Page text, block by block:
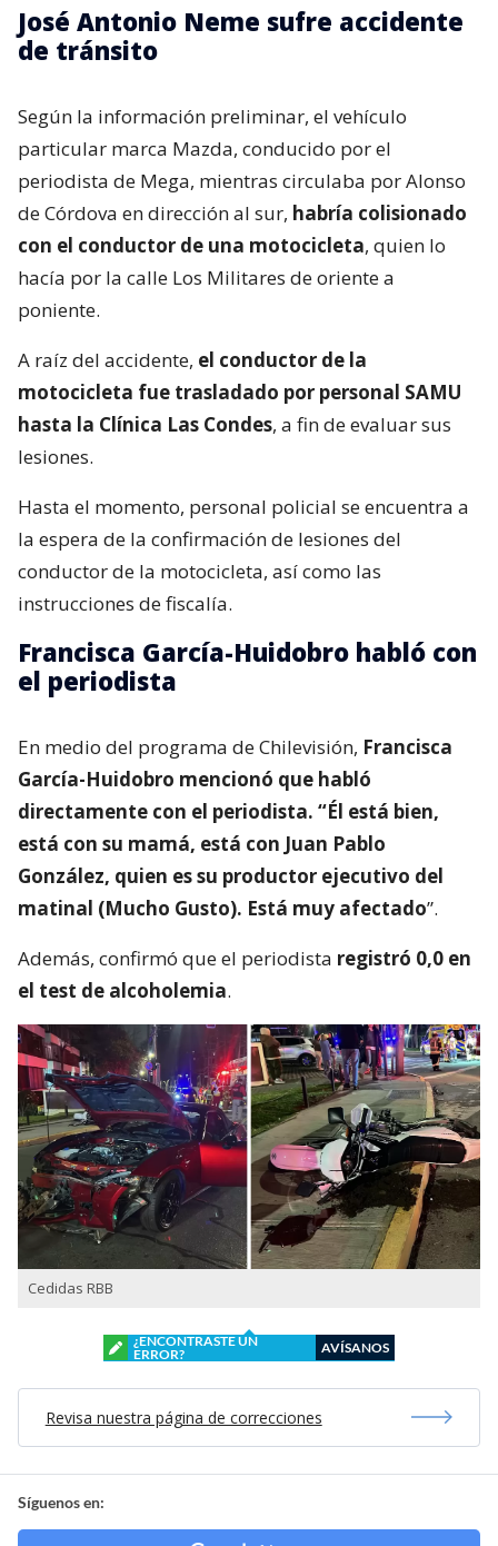
José Antonio Neme sufre accidente
de tránsito
Según la información preliminar, el vehículo
particular marca Mazda, conducido por el
periodista de Mega, mientras circulaba por Alonso
de Córdova en dirección al sur, habría colisionado
con el conductor de una motocicleta, quien lo
hacía por la calle Los Militares de oriente a
poniente.
A raíz del accidente, el conductor de la
motocicleta fue trasladado por personal SAMU
hasta la Clínica Las Condes, a fin de evaluar sus
lesiones.
Hasta el momento, personal policial se encuentra a
la espera de la confirmación de lesiones del
conductor de la motocicleta, así como las
instrucciones de fiscalía.
Francisca García-Huidobro habló con
el periodista
En medio del programa de Chilevisión, Francisca
García-Huidobro mencionó que habló
directamente con el periodista. “Él está bien,
está con su mamá, está con Juan Pablo
González, quien es su productor ejecutivo del
matinal (Mucho Gusto). Está muy afectado”.
Además, confirmó que el periodista registró 0,0 en
el test de alcoholemia.
Cedidas RBB
¿ENCONTRASTE UN
ERROR?
AVÍSANOS
Revisa nuestra página de correcciones
Síguenos en: